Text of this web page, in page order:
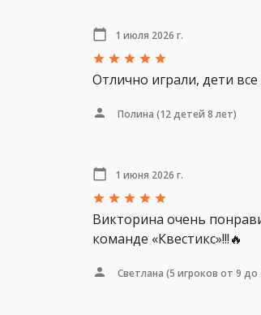
1 июля 2026 г.
Отлично играли, дети
Полина (12 детей 8 лет)
1 июня 2026 г.
Викторина очень
команде «Квестикс»!!!🔥
Светлана (5 игроков от 9 до